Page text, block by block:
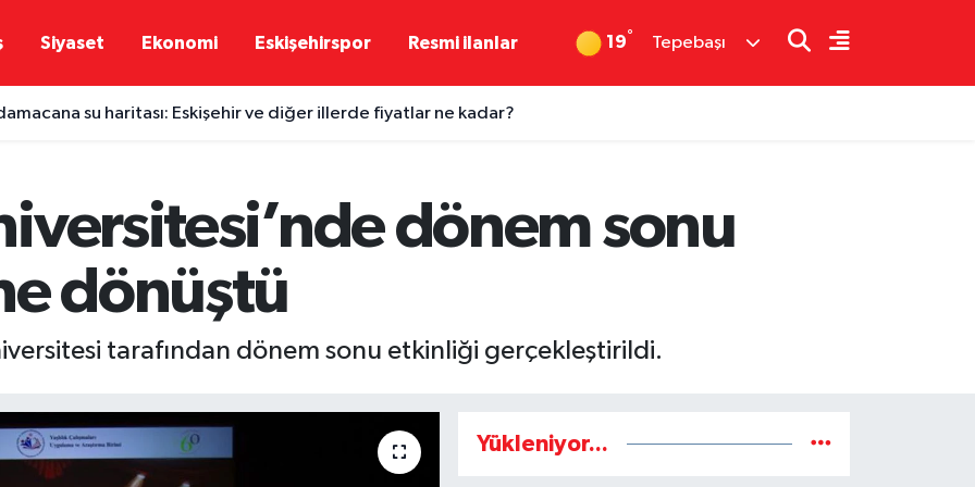
Siyaset Ekonomi Eskişehirspor Resmi ilanlar 19° Tepebaşı
su haritası: Eskişehir ve diğer illerde fiyatlar ne kadar?
dönem sonu
dönüştü
tarafından dönem sonu etkinliği gerçekleştirildi.
Yükleniyor...